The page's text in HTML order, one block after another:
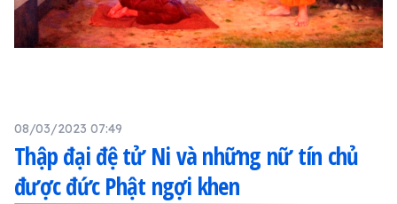
08/03/2023 07:49
Thập đại đệ tử Ni và những nữ tín chủ
được đức Phật ngợi khen